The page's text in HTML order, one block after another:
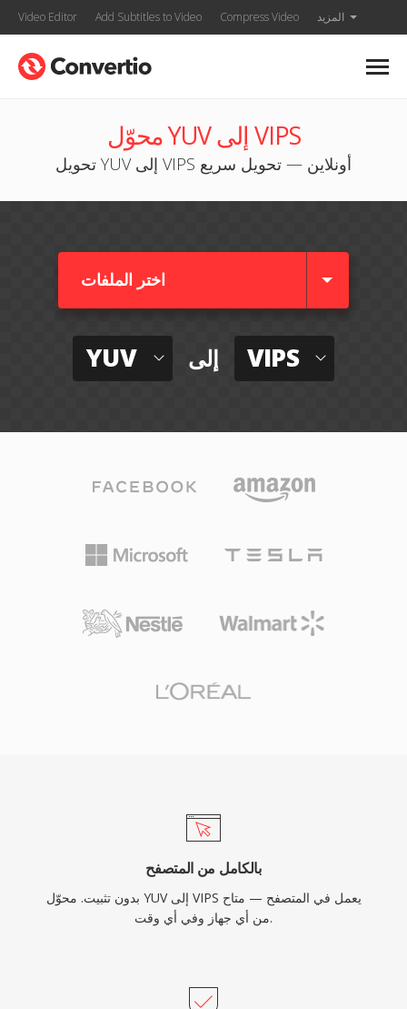
Video Editor Add Subtitles to Video Compress Video المزيد
محوّل YUV إلى VIPS
تحويل YUV إلى VIPS أونلاين — تحويل سريع
اختر الملفات
YUV إلى VIPS
بالكامل من المتصفح
بدون تثبيت. محوّل YUV إلى VIPS يعمل في المتصفح — متاح
من أي جهاز وفي أي وقت.